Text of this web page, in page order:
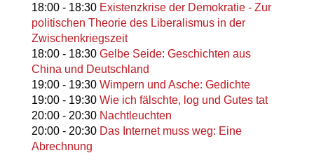
18:00- 18:30 Existenzkrise der Demokratie - Zur
politischen Theorie des Liberalismus in der
Zwischenkriegszeit
18:00- 18:30 Gelbe Seide: Geschichten aus
China und Deutschland
19:00- 19:30 Wimpern und Asche: Gedichte
19:00- 19:30 Wie ich fälschte, log und Gutes tat
20:00- 20:30 Nachtleuchten
20:00- 20:30 Das Internet muss weg: Eine
Abrechnung